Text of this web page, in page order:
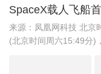
SpaceX载人飞船
来源：凤凰网科技 北京
(北京时间周六15:49分)